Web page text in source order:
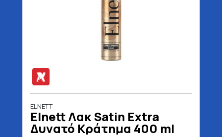
ELNETT
Elnett Λακ Satin Extra
Δυνατό Κράτημα 400 ml